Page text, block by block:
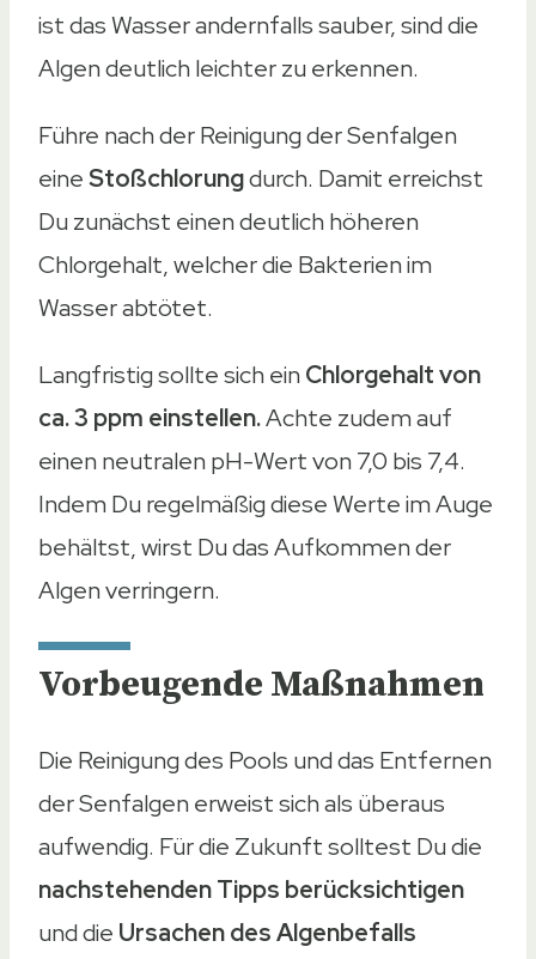
ist das Wasser andernfalls sauber, sind die
Algen deutlich leichter zu erkennen.
Führe nach der Reinigung der Senfalgen
eineStoßchlorungdurch. Damit erreichst
Du zunächst einen deutlich höheren
Chlorgehalt, welcher die Bakterien im
Wasser abtötet.
Langfristig sollte sich einChlorgehalt von
ca. 3 ppm einstellen.Achte zudem auf
einen neutralen pH-Wert von 7,0 bis 7,4.
Indem Du regelmäßig diese Werte im Auge
behältst, wirst Du das Aufkommen der
Algen verringern.
Vorbeugende Maßnahmen
Die Reinigung des Pools und das Entfernen
der Senfalgen erweist sich als überaus
aufwendig. Für die Zukunft solltest Du die
nachstehenden Tipps berücksichtigen
und die Ursachen des Algenbefalls